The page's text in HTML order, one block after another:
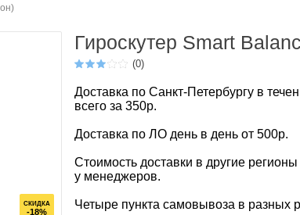
СКИДКА
-18%
Гироскутер Smart
(0)
Доставка по Санкт-Петербургу в
всего за 350р.
Доставка по ЛО день в день от 500р.
Стоимость доставки в другие регионы
у менеджеров.
Четыре пункта самовывоза в разных